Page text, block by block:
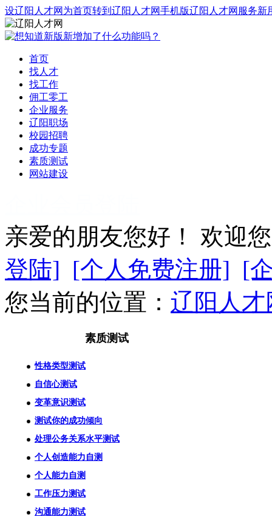
设辽阳人才网为首页转到辽阳人才网手机版辽阳人才网服务新
首页
找人才
找工作
佣工零工
企业服务
辽阳职场
校园招聘
成功专题
素质测试
网站建设
亲爱的朋友您好！ 欢迎
登陆] [个人免费注册] [
您当前的位置： 辽阳人才
素质测试
性格类型测试
自信心测试
变革意识测试
测试你的成功倾向
处理公务关系水平测试
个人创造能力自测
个人能力自测
工作压力测试
沟通能力测试